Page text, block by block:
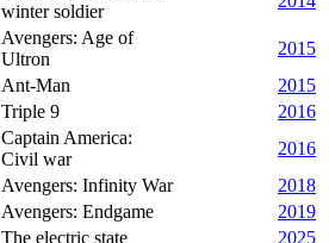
winter soldier
Avengers: Age of
Ultron
2015
Ant-Man
2015
Triple 9
2016
Captain America:
Civil war
2016
Avengers: Infinity War
2018
Avengers: Endgame
2019
The electric state 2025